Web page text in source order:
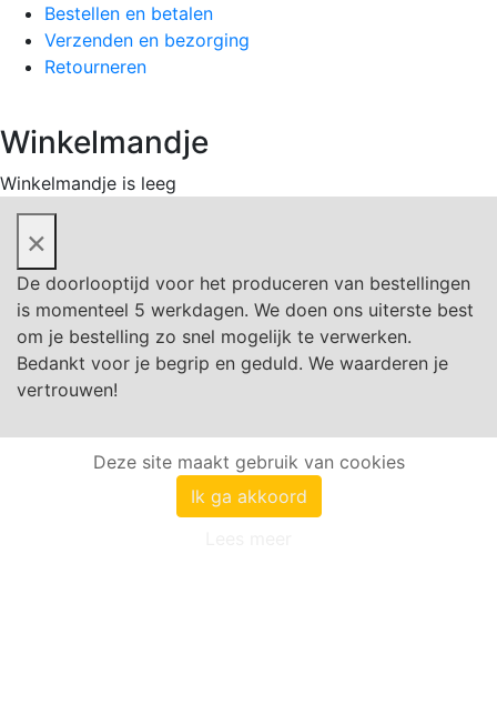
Bestellen en betalen
Verzenden en bezorging
Retourneren
Winkelmandje
Winkelmandje is leeg
×
De doorlooptijd voor het produceren van bestellingen
is momenteel 5 werkdagen. We doen ons uiterste best
om je bestelling zo snel mogelijk te verwerken.
Bedankt voor je begrip en geduld. We waarderen je
vertrouwen!
Deze site maakt gebruik van cookies
Ik ga akkoord